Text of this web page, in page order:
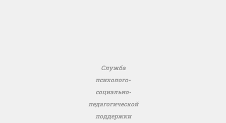
Служба
психолого-
социально-
педагогической
поддержки